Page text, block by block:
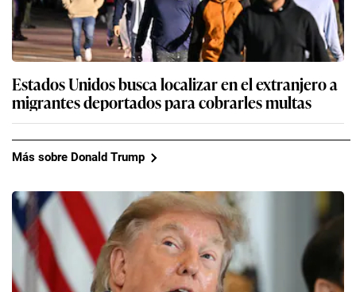
Estados Unidos busca localizar en el extranjero a
migrantes deportados para cobrarles multas
Más sobre Donald Trump